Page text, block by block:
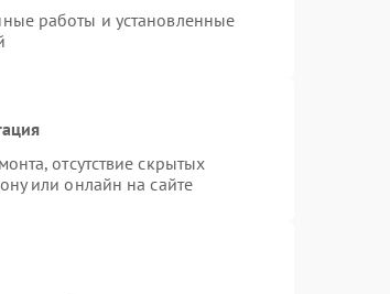
работы и установленные
отсутствие скрытых
или онлайн на сайте